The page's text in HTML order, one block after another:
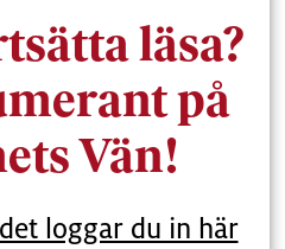
läsa?
på
Vän!
loggar du in här